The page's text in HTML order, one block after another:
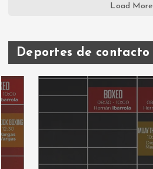
Load More
Deportes de contacto